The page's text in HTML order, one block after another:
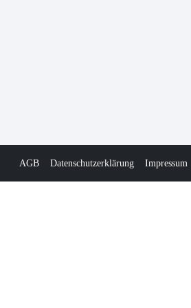
AGB Datenschutzerklärung Impressum